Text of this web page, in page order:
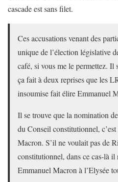
cascade est sans filet.
Ces accusations venant des
unique de l’élection législative
café, si vous me le permettez. Il
ça fait à deux reprises que les
insoumise fait élire Emmanuel
Il se trouve que la nomination
du Conseil constitutionnel,
Macron. S’il ne voulait pas de
constitutionnel, dans ce cas-là
Emmanuel Macron à l’Elysée